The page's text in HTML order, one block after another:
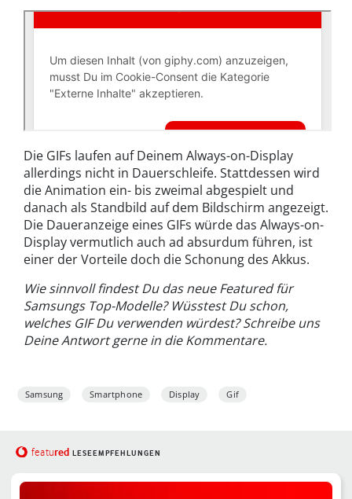
Die GIFs laufen auf Deinem Always-on-Display
allerdings nicht in Dauerschleife. Stattdessen wird
die Animation ein- bis zweimal abgespielt und
danach als Standbild auf dem Bildschirm angezeigt.
Die Daueranzeige eines GIFs würde das Always-on-
Display vermutlich auch ad absurdum führen, ist
einer der Vorteile doch die Schonung des Akkus.
Wie sinnvoll findest Du das neue Featured für
Samsungs Top-Modelle? Wüsstest Du schon,
welches GIF Du verwenden würdest? Schreibe uns
Deine Antwort gerne in die Kommentare.
Samsung Smartphone Display Gif
featured LESEEMPFEHLUNGEN